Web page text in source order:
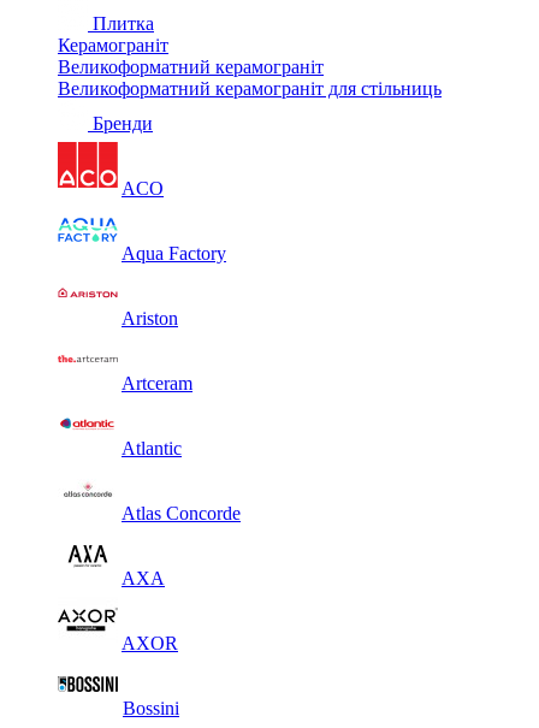
Плитка
Керамограніт
Великоформатний керамограніт
Великоформатний керамограніт для стільниць
Бренди
ACO
Aqua Factory
Ariston
Artceram
Atlantic
Atlas Concorde
AXA
AXOR
Bossini